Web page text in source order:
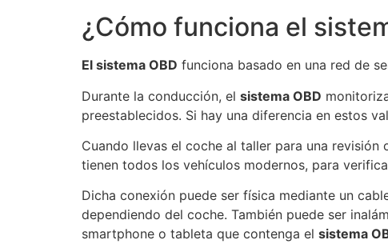
¿Cómo funciona el
El sistema OBD funciona basado en una red de
Durante la conducción, el sistema OBD
preestablecidos. Si hay una diferencia en estos
Cuando llevas el coche al taller para una
tienen todos los vehículos modernos, para
Dicha conexión puede ser física mediante un
dependiendo del coche. También puede ser
smartphone o tableta que contenga el sistema